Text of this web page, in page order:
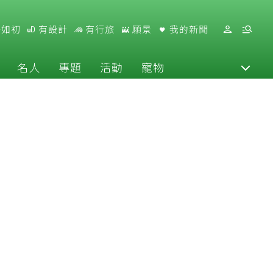
初 有設計 有行旅 願景 我的新聞
名人 專題 活動 寵物